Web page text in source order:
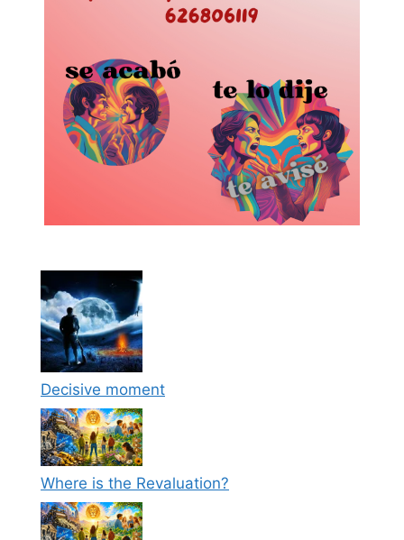
Decisive moment
Where is the Revaluation?